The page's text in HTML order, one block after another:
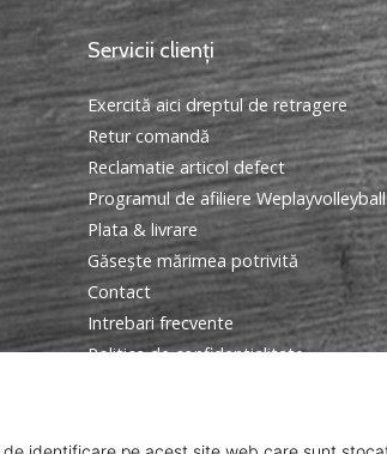
Servicii clienți
Exercită aici dreptul de retragere
Retur comandă
Reclamatie articol defect
Programul de afiliere Weplayvolleyball
Plata & livrare
Găseşte mărimea potrivită
Contact
Intrebari frecvente
Politica de confidentialitate